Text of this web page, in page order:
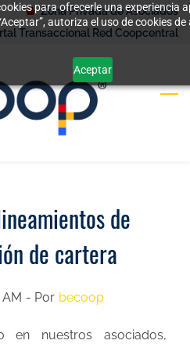
para ofrecerle una experiencia
autoriza el uso de cookies
Aceptar
de
de cartera
AM - Por becoop
en nuestros asociados,
Zona Privada de Asociados
Transaccional Red Coopcentral